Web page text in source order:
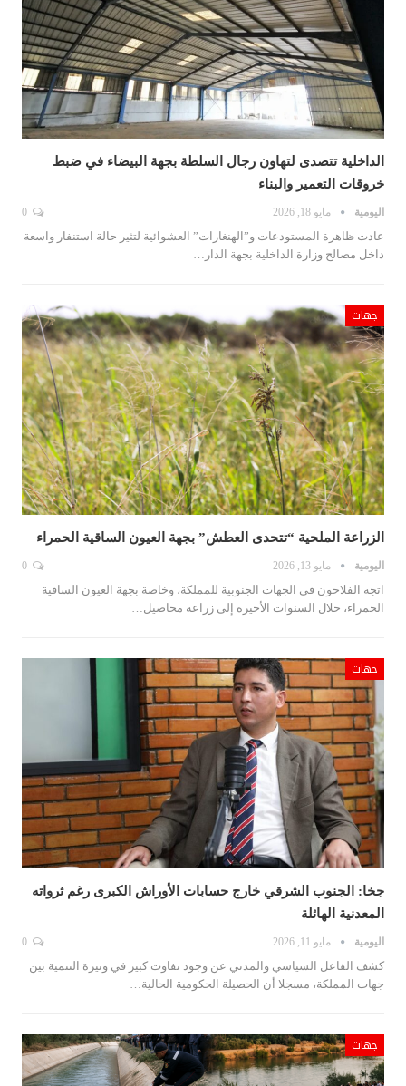
الداخلية تتصدى لتهاون رجال السلطة بجهة البيضاء في ضبط
خروقات التعمير والبناء
اليومية مايو 18, 2026
عادت ظاهرة المستودعات و”الهنغارات” العشوائية لتثير حالة استنفار واسعة
داخل مصالح وزارة الداخلية بجهة الدار…
جهات
الزراعة الملحية “تتحدى العطش” بجهة العيون الساقية الحمراء
اليومية مايو 13, 2026
اتجه الفلاحون في الجهات الجنوبية للمملكة، وخاصة بجهة العيون الساقية
الحمراء، خلال السنوات الأخيرة إلى زراعة محاصيل…
جهات
جخا: الجنوب الشرقي خارج حسابات الأوراش الكبرى رغم ثرواته
المعدنية الهائلة
اليومية مايو 11, 2026
كشف الفاعل السياسي والمدني عن وجود تفاوت كبير في وتيرة التنمية بين
جهات المملكة، مسجلا أن الحصيلة الحكومية الحالية…
جهات